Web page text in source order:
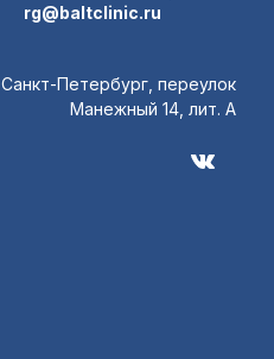
rg@baltclinic.ru
Санкт-Петербург, переулок
Манежный 14, лит. А